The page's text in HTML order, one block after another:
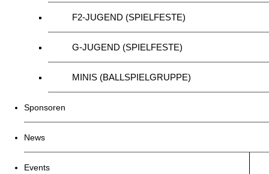
F2-JUGEND (SPIELFESTE)
G-JUGEND (SPIELFESTE)
MINIS (BALLSPIELGRUPPE)
Sponsoren
News
Events